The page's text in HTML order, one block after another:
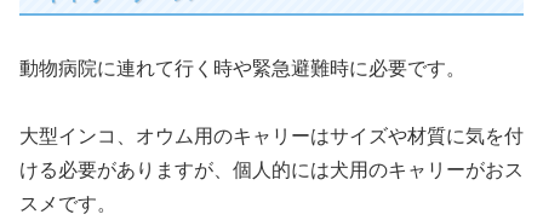
動物病院に連れて行く時や緊急避難時に必要です。
大型インコ、オウム用のキャリーはサイズや材質に気を付
ける必要がありますが、個人的には犬用のキャリーがおス
スメです。